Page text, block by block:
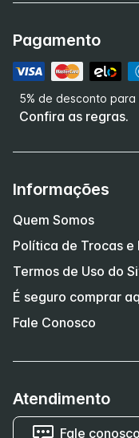
Pagamento
5% de desconto para
Confira as regras.
Informações
Quem Somos
Política de Trocas e
Termos de Uso do
É seguro comprar
Fale Conosco
Atendimento
Fale conosco